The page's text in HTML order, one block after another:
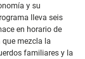
y su
lleva seis
en horario de
mezcla la
familiares y la